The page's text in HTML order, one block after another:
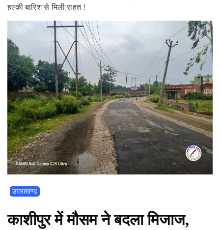
हल्की बारिश से मिली राहत !
उत्तराखण्ड
काशीपुर में मौसम ने बदला मिजाज,